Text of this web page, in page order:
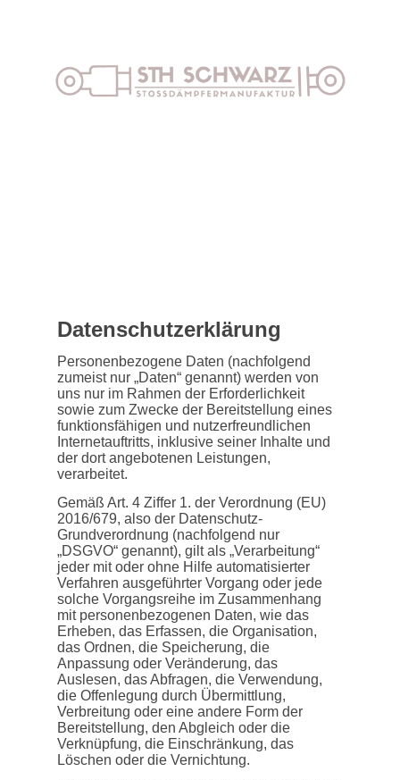
Datenschutzerklärung
Personenbezogene Daten (nachfolgend
zumeist nur „Daten“ genannt) werden von
uns nur im Rahmen der Erforderlichkeit
sowie zum Zwecke der Bereitstellung eines
funktionsfähigen und nutzerfreundlichen
Internetauftritts, inklusive seiner Inhalte und
der dort angebotenen Leistungen,
verarbeitet.
Gemäß Art. 4 Ziffer 1. der Verordnung (EU)
2016/679, also der Datenschutz-
Grundverordnung (nachfolgend nur
„DSGVO“ genannt), gilt als „Verarbeitung“
jeder mit oder ohne Hilfe automatisierter
Verfahren ausgeführter Vorgang oder jede
solche Vorgangsreihe im Zusammenhang
mit personenbezogenen Daten, wie das
Erheben, das Erfassen, die Organisation,
das Ordnen, die Speicherung, die
Anpassung oder Veränderung, das
Auslesen, das Abfragen, die Verwendung,
die Offenlegung durch Übermittlung,
Verbreitung oder eine andere Form der
Bereitstellung, den Abgleich oder die
Verknüpfung, die Einschränkung, das
Löschen oder die Vernichtung.